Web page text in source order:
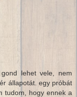
lehet vele, nem
állapotát. egy próbát
tudom, hogy ennek a